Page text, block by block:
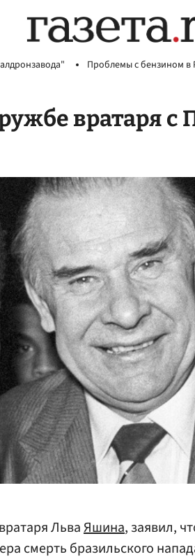
Проблемы с бензином в
вратаря с
ЛьваЯшина, заявил,
смерть бразильского